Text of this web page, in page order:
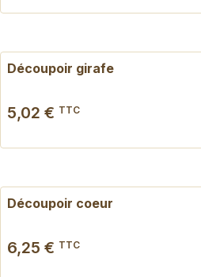
Découpoir girafe
5,02 € TTC
Découpoir coeur
6,25 € TTC